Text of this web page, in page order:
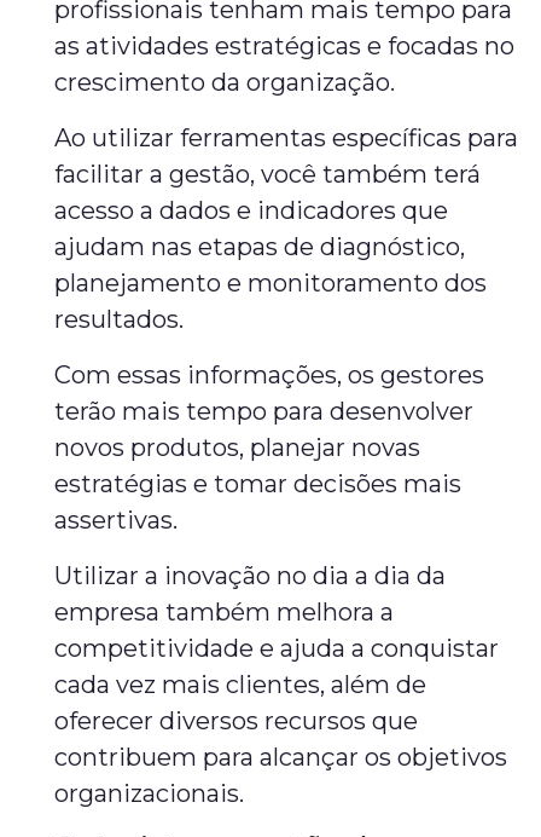
profissionais tenham mais tempo para
as atividades estratégicas e focadas no
crescimento da organização.
Ao utilizar ferramentas específicas para
facilitar a gestão, você também terá
acesso a dados e indicadores que
ajudam nas etapas de diagnóstico,
planejamento e monitoramento dos
resultados.
Com essas informações, os gestores
terão mais tempo para desenvolver
novos produtos, planejar novas
estratégias e tomar decisões mais
assertivas.
Utilizar a inovação no dia a dia da
empresa também melhora a
competitividade e ajuda a conquistar
cada vez mais clientes, além de
oferecer diversos recursos que
contribuem para alcançar os objetivos
organizacionais.